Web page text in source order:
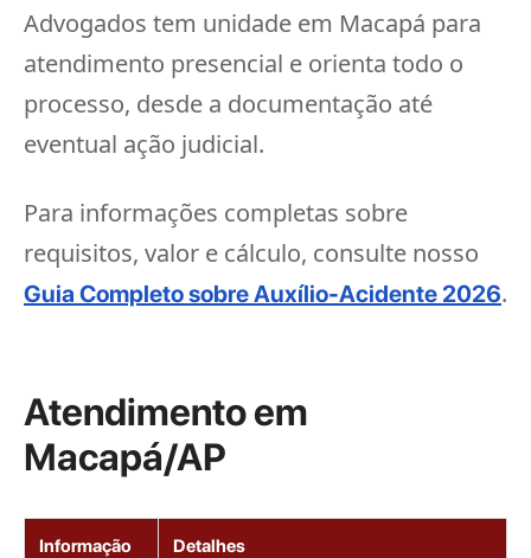
Advogados tem unidade em Macapá para
atendimento presencial e orienta todo o
processo, desde a documentação até
eventual ação judicial.
Para informações completas sobre
requisitos, valor e cálculo, consulte nosso
Guia Completo sobre Auxílio-Acidente 2026.
Atendimento em
Macapá/AP
Informação Detalhes